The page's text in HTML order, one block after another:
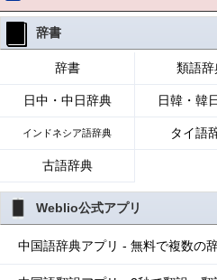
辞書
辞書 類語辞
日中・中日辞典 日韓・韓
インドネシア語辞典 タイ語
古語辞典
Weblio公式アプリ
中国語辞典アプリ - 無料で複数の